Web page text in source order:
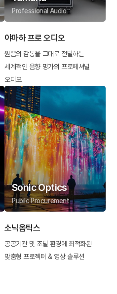
Professional Audio
야마하 프로 오디오
원음의 감동을 그대로 전달하는
세계적인 음향 명가의 프로페셔널
오디오
Sonic Optics
Pubilc Procurement
소닉옵틱스
공공기관 및 조달 환경에 최적화된
맞춤형 프로젝터 & 영상 솔루션